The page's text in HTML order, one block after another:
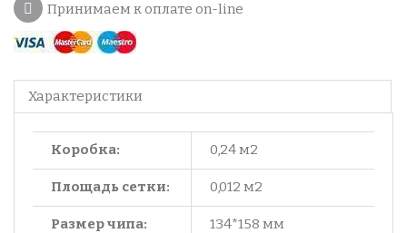
Принимаем к оплате on-line
Характеристики
Коробка: 0,24 м2
Площадь сетки: 0,012 м2
Размер чипа: 134*158 мм